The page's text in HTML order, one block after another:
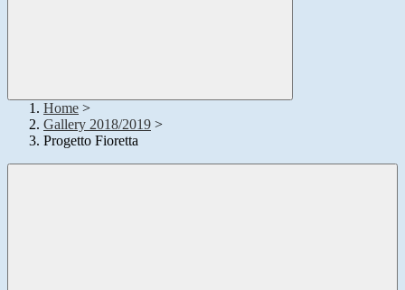
Home >
Gallery 2018/2019 >
Progetto Fioretta